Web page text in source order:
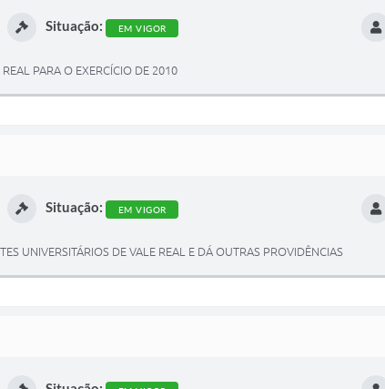
Situação: EM VIGOR
PARA O EXERCÍCIO DE 2010
Situação: EM VIGOR
UNIVERSITÁRIOS DE VALE REAL E DÁ OUTRAS PROVIDÊNCIAS